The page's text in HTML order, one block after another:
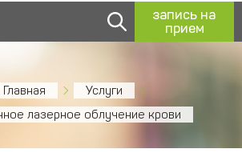
запись на
прием
Главная
Услуги
лазерное облучение крови